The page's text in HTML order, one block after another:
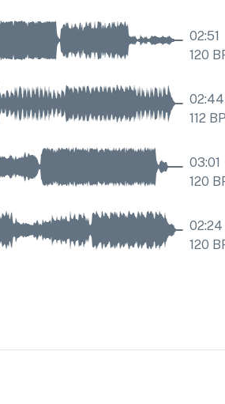
02:51
120
02:44
112
03:01
120
02:24
120